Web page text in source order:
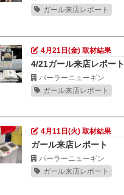
ガール来店レポート
4月21日(金) 取材結果
4/21ガール来店レポート
パーラーニューギン
ガール来店レポート
4月11日(火) 取材結果
ガール来店レポート
パーラーニューギン
ガール来店レポート